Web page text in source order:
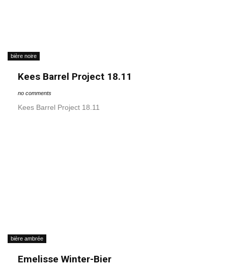
bière noire
Kees Barrel Project 18.11
no comments
Kees Barrel Project 18.11
bière ambrée
Emelisse Winter-Bier